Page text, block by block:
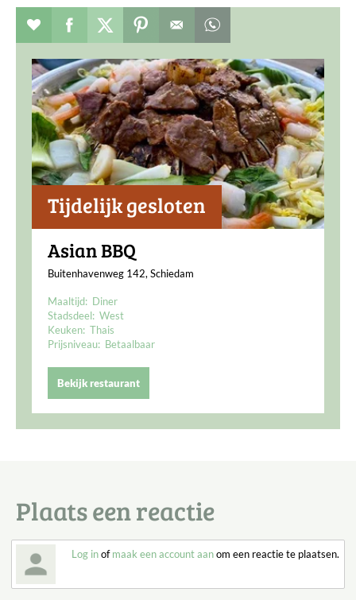
Verhaal toevoegen aan favorieten
Deel dit op facebook
Deel dit op twitter
Deel dit op pinterest
Tijdelijk gesloten
Asian BBQ
Buitenhavenweg 142, Schiedam
Maaltijd: Diner
Stadsdeel: West
Keuken: Thais
Prijsniveau: Betaalbaar
Bekijk restaurant
Plaats een reactie
Log inofmaak een account aanom een reactie te plaatsen.